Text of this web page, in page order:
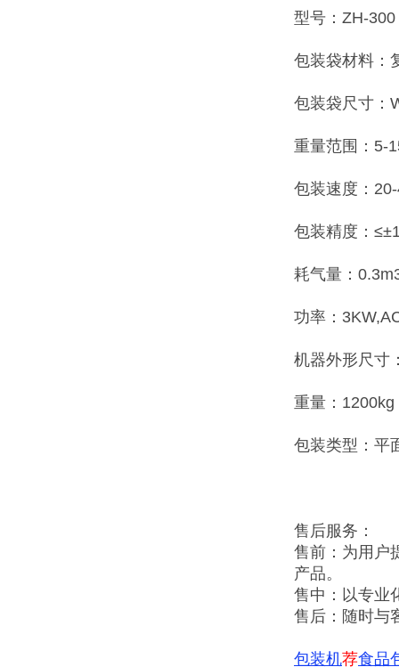
型号：ZH-300
包装袋材料：
包装袋尺寸：
重量范围：5-
包装速度：
包装精度：
耗气量：
功率：
机器外形尺寸
重量：1200kg
包装类型：平
售后服务：
售前：为用户
产品。
售中：以专业
售后：随时与
包装机荐食品